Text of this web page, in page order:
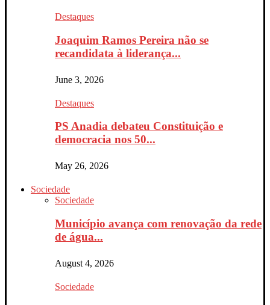
Destaques
Joaquim Ramos Pereira não se
recandidata à liderança...
June 3, 2026
Destaques
PS Anadia debateu Constituição e
democracia nos 50...
May 26, 2026
Sociedade
Sociedade
Município avança com renovação da rede
de água...
August 4, 2026
Sociedade